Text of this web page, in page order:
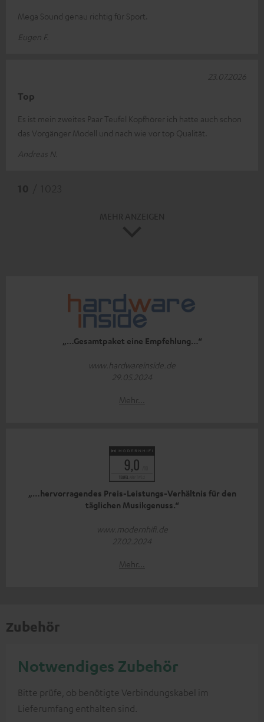
Mega Sound genau richtig für Sport.
Eugen F.
Top
Es ist mein zweites Paar Teufel Kopfhörer ich hatte auch schon
das Vorgänger Modell und nach wie vor top Qualität.
Andreas N.
23.07.2026
„…Gesamtpaket eine Empfehlung…“
www.hardwareinside.de
29.05.2024
Mehr...
„…hervorragendes Preis-Leistungs-Verhältnis für den
täglichen Musikgenuss.“
www.modernhifi.de
27.02.2024
Mehr...
Zubehör
Notwendiges Zubehör
Bitte prüfe, ob benötigte Verbindungskabel im
Lieferumfang enthalten sind.